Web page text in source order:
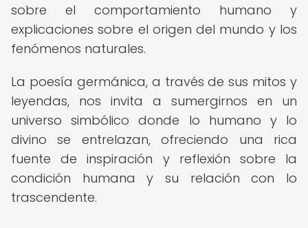
sobre el comportamiento humano y
explicaciones sobre el origen del mundo y los
fenómenos naturales.
La poesía germánica, a través de sus mitos y
leyendas, nos invita a sumergirnos en un
universo simbólico donde lo humano y lo
divino se entrelazan, ofreciendo una rica
fuente de inspiración y reflexión sobre la
condición humana y su relación con lo
trascendente.